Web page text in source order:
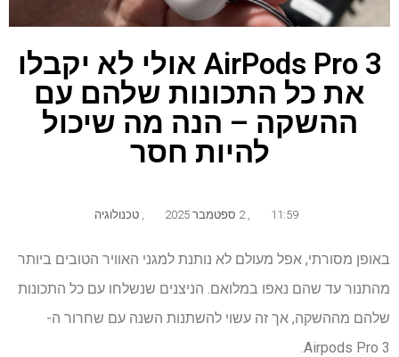
AirPods Pro 3 אולי לא יקבלו
את כל התכונות שלהם עם
ההשקה – הנה מה שיכול
להיות חסר
11:59 2 ספטמבר 2025 טכנולוגיה
באופן מסורתי, אפל מעולם לא נותנת למגני האוויר הטובים ביותר
מהתנור עד שהם נאפו במלואם. הניצנים שנשלחו עם כל התכונות
שלהם מההשקה, אך זה עשוי להשתנות השנה עם שחרור ה-
Airpods Pro 3.